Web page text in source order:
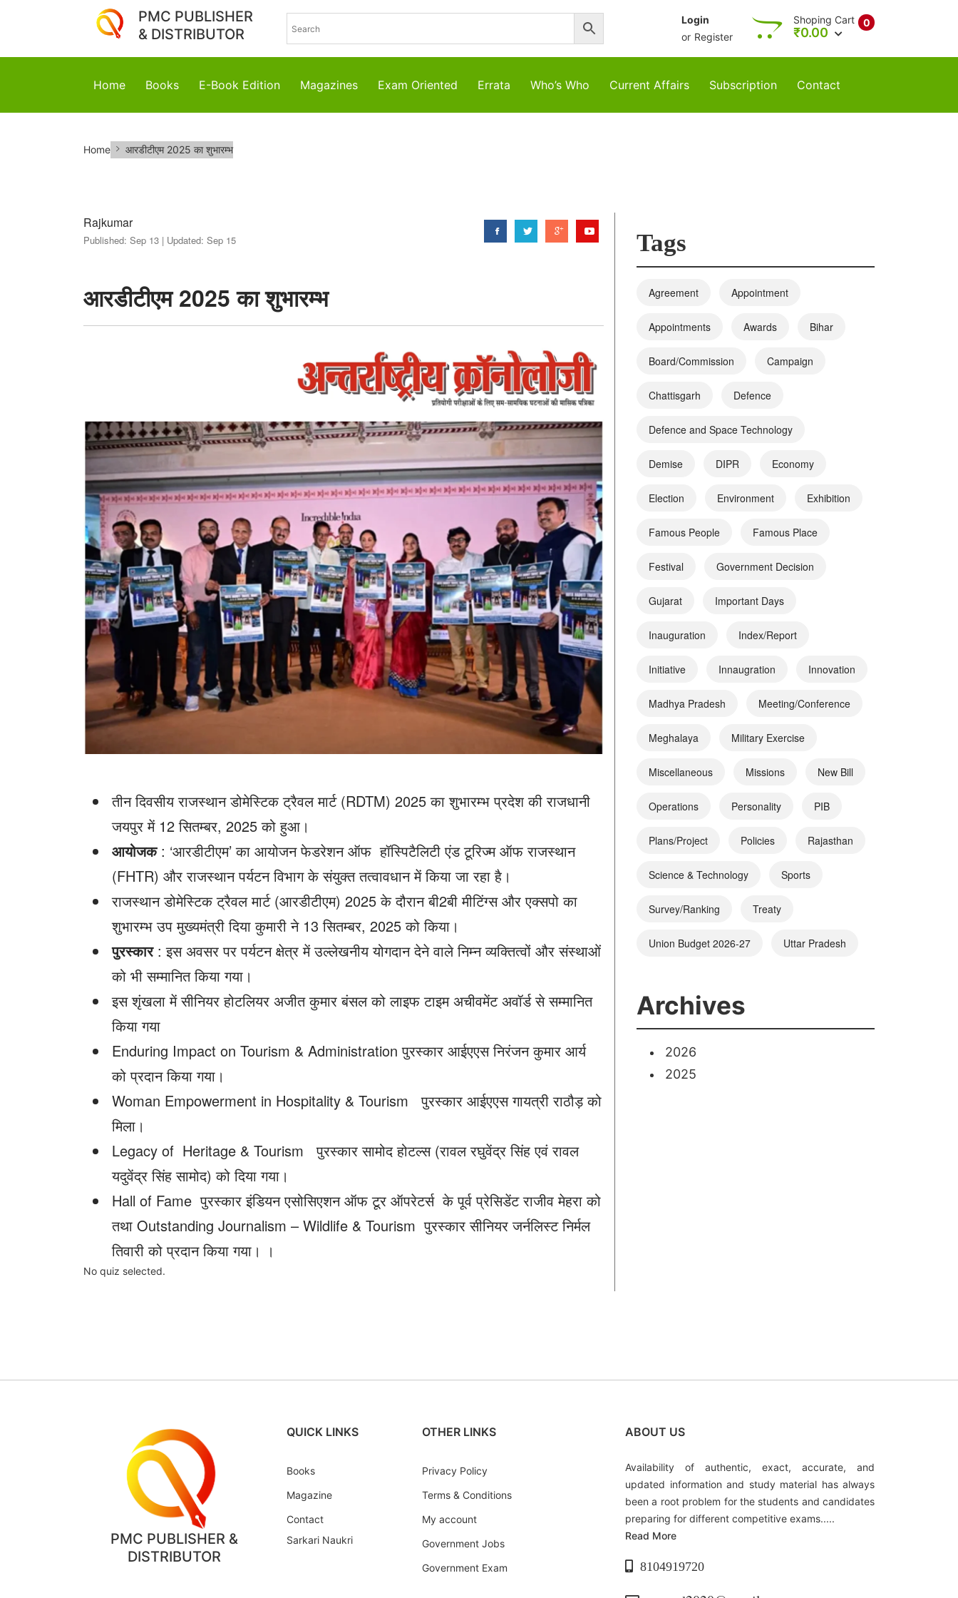
PMC PUBLISHER
& DISTRIBUTOR
Login
or Register
0
Shoping Cart
₹0.00
Home Books E-Book Edition Magazines Exam Oriented Errata Who’s Who Current Affairs Subscription Contact
आरडीटीएमHome आरडीटीएम 2025 का शुभारम्भ
Rajkumar
Published: Sep 13 | Updated: Sep 15
आरडीटीएम 2025 का शुभारम्भ
तीन दिवसीय राजस्थान डोमेस्टिक ट्रैवल मार्ट (RDTM) 2025 का शुभारम्भ प्रदेश की राजधानी
जयपुर में 12 सितम्बर, 2025 को हुआ।
आयोजक: ‘आरडीटीएम’ का आयोजन फेडरेशन ऑफ हॉस्पिटैलिटी एंड टूरिज्म ऑफ राजस्थान
(FHTR) और राजस्थान पर्यटन विभाग के संयुक्त तत्वावधान में किया जा रहा है।
राजस्थान डोमेस्टिक ट्रैवल मार्ट (आरडीटीएम) 2025 के दौरान बी2बी मीटिंग्स और एक्सपो का
शुभारम्भ उप मुख्यमंत्री दिया कुमारी ने 13 सितम्बर, 2025 को किया।
पुरस्कार: इस अवसर पर पर्यटन क्षेत्र में उल्लेखनीय योगदान देने वाले निम्न व्यक्तित्वों और संस्थाओं
को भी सम्मानित किया गया।
इस शृंखला में सीनियर होटलियर अजीत कुमार बंसल को लाइफ टाइम अचीवमेंट अवॉर्ड से सम्मानित
किया गया
Enduring Impact on Tourism & Administration पुरस्कार आईएएस निरंजन कुमार आर्य
को प्रदान किया गया।
Woman Empowerment in Hospitality & Tourism पुरस्कार आईएएस गायत्री राठौड़ को
मिला।
Legacy of Heritage & Tourism पुरस्कार सामोद होटल्स (रावल रघुवेंद्र सिंह एवं रावल
यदुवेंद्र सिंह सामोद) को दिया गया।
Hall of Fame पुरस्कार इंडियन एसोसिएशन ऑफ टूर ऑपरेटर्स के पूर्व प्रेसिडेंट राजीव मेहरा को
तथा Outstanding Journalism – Wildlife & Tourism पुरस्कार सीनियर जर्नलिस्ट निर्मल
तिवारी को प्रदान किया गया। ।
No quiz selected.
Tags
Agreement Appointment
Appointments Awards Bihar
Board/Commission Campaign
Chattisgarh Defence
Defence and Space Technology
Demise DIPR Economy
Election Environment Exhibition
Famous People Famous Place
Festival Government Decision
Gujarat Important Days
Inauguration Index/Report
Initiative Innaugration Innovation
Madhya Pradesh Meeting/Conference
Meghalaya Military Exercise
Miscellaneous Missions New Bill
Operations Personality PIB
Plans/Project Policies Rajasthan
Science & Technology Sports
Survey/Ranking Treaty
Union Budget 2026-27 Uttar Pradesh
Archives
2026
2025
PMC PUBLISHER &
DISTRIBUTOR
QUICK LINKS
Books
Magazine
Contact
Sarkari Naukri
OTHER LINKS
Privacy Policy
Terms & Conditions
My account
Government Jobs
Government Exam
ABOUT US
Availability of authentic, exact, accurate, and
updated information and study material has always
been a root problem for the students and candidates
preparing for different competitive exams.....
Read More
8104919720